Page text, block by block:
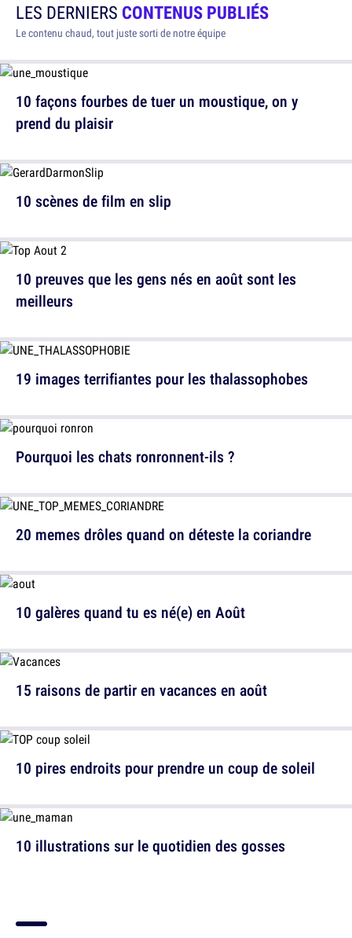
LES DERNIERS CONTENUS PUBLIÉS
Le contenu chaud, tout juste sorti de notre équipe
10 façons fourbes de tuer un moustique, on y
prend du plaisir
10 preuves que les gens nés en août sont les
meilleurs
Pourquoi les chats ronronnent-ils ?
10 galères quand tu es né(e) en Août
10 pires endroits pour prendre un coup de soleil
10 scènes de film en slip
19 images terrifiantes pour les thalassophobes
20 memes drôles quand on déteste la coriandre
15 raisons de partir en vacances en août
10 illustrations sur le quotidien des gosses